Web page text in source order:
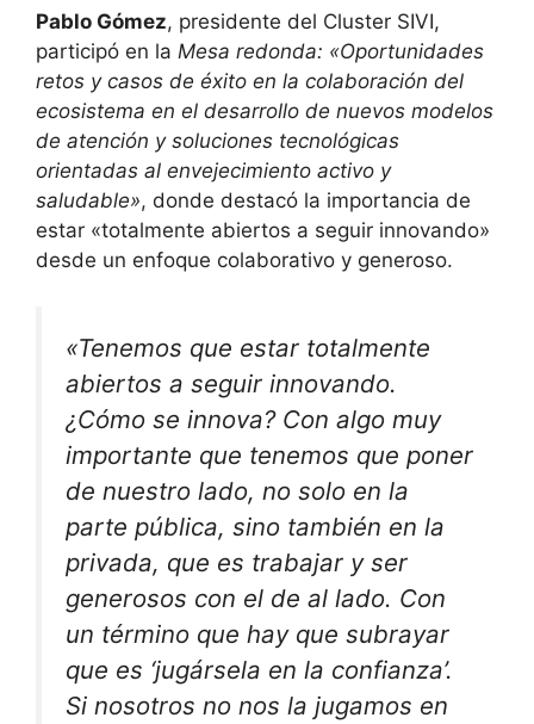
Pablo Gómez, presidente del Cluster SIVI,
participó en la Mesa redonda: «Oportunidades
retos y casos de éxito en la colaboración del
ecosistema en el desarrollo de nuevos modelos
de atención y soluciones tecnológicas
orientadas al envejecimiento activo y
saludable», donde destacó la importancia de
estar «totalmente abiertos a seguir innovando»
desde un enfoque colaborativo y generoso.
«Tenemos que estar totalmente
abiertos a seguir innovando.
¿Cómo se innova? Con algo muy
importante que tenemos que poner
de nuestro lado, no solo en la
parte pública, sino también en la
privada, que es trabajar y ser
generosos con el de al lado. Con
un término que hay que subrayar
que es ‘jugársela en la confianza’.
Si nosotros no nos la jugamos en